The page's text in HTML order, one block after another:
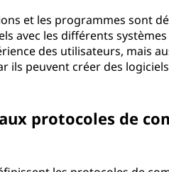
et les programmes sont
avec les différents
des utilisateurs, mais
ils peuvent créer des
protocoles de